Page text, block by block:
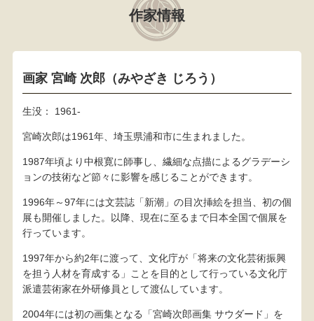
作家情報
画家 宮崎 次郎（みやざき じろう）
生没： 1961‐
宮崎次郎は1961年、埼玉県浦和市に生まれました。
1987年頃より中根寛に師事し、繊細な点描によるグラデーシ
ョンの技術など節々に影響を感じることができます。
1996年～97年には文芸誌「新潮」の目次挿絵を担当、初の個
展も開催しました。以降、現在に至るまで日本全国で個展を
行っています。
1997年から約2年に渡って、文化庁が「将来の文化芸術振興
を担う人材を育成する」ことを目的として行っている文化庁
派遣芸術家在外研修員として渡仏しています。
2004年には初の画集となる「宮崎次郎画集 サウダード」を